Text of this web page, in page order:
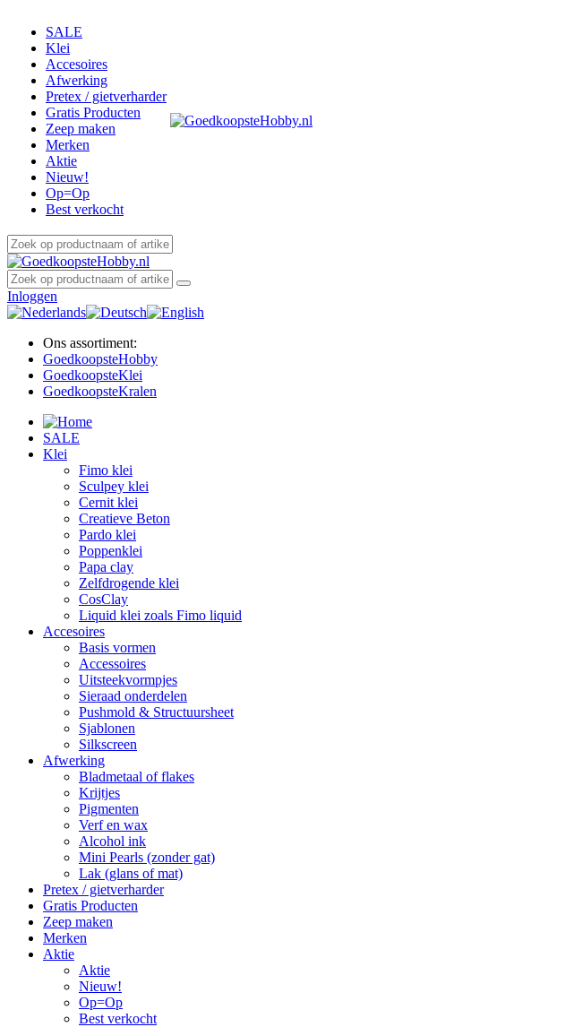
SALE
Klei
Accesoires
Afwerking
Pretex / gietverharder
Gratis Producten
Zeep maken
Merken
Aktie
Nieuw!
Op=Op
Best verkocht
Inloggen
Ons assortiment:
GoedkoopsteHobby
GoedkoopsteKlei
GoedkoopsteKralen
SALE
Klei
Fimo klei
Sculpey klei
Cernit klei
Creatieve Beton
Pardo klei
Poppenklei
Papa clay
Zelfdrogende klei
CosClay
Liquid klei zoals Fimo liquid
Accesoires
Basis vormen
Accessoires
Uitsteekvormpjes
Sieraad onderdelen
Pushmold & Structuursheet
Sjablonen
Silkscreen
Afwerking
Bladmetaal of flakes
Krijtjes
Pigmenten
Verf en wax
Alcohol ink
Mini Pearls (zonder gat)
Lak (glans of mat)
Pretex / gietverharder
Gratis Producten
Zeep maken
Merken
Aktie
Aktie
Nieuw!
Op=Op
Best verkocht